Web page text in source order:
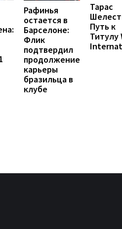
Рафинья
остается в
Барселоне:
Флик
подтвердил
продолжение
карьеры
бразильца в
клубе
Тарас
Путь к
Титулу